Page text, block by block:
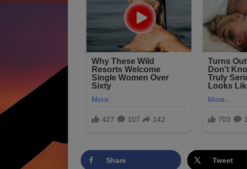
Share Tweet